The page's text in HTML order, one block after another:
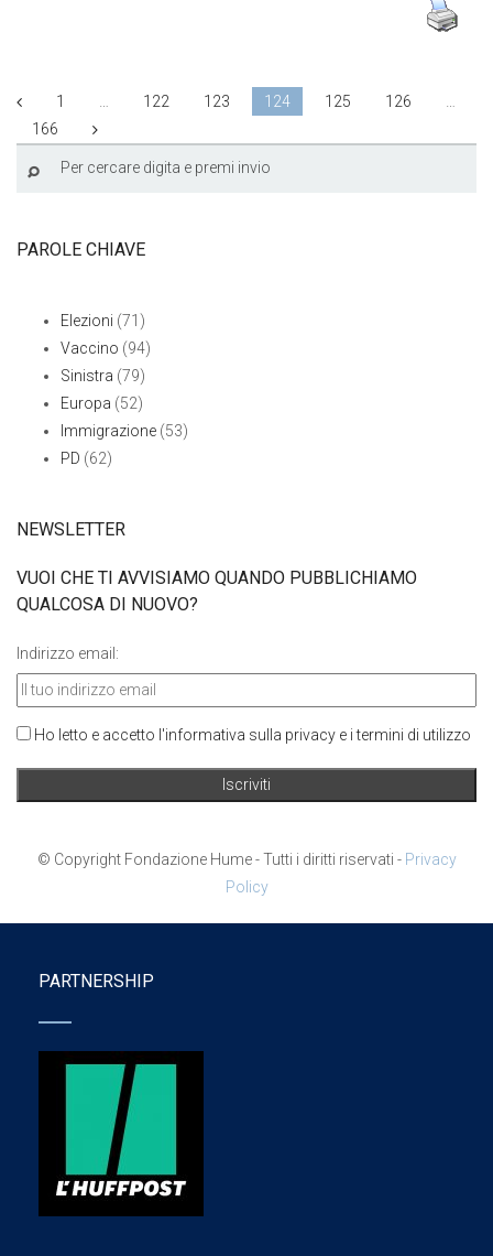
1 … 122 123 124 125 126
…
166
PAROLE CHIAVE
Elezioni (71)
Vaccino (94)
Sinistra (79)
Europa (52)
Immigrazione (53)
PD (62)
NEWSLETTER
VUOI CHE TI AVVISIAMO QUANDO PUBBLICHIAMO
QUALCOSA DI NUOVO?
Indirizzo email:
Ho letto e accetto l'informativa sulla privacy e i termini di utilizzo
© Copyright Fondazione Hume - Tutti i diritti riservati - Privacy
Policy
PARTNERSHIP